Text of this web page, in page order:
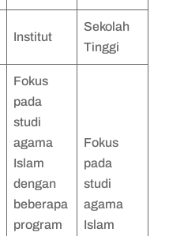
Institut
Sekolah
Tinggi
Fokus
pada
studi
agama
Islam
dengan
beberapa
program
Fokus
pada
studi
agama
Islam